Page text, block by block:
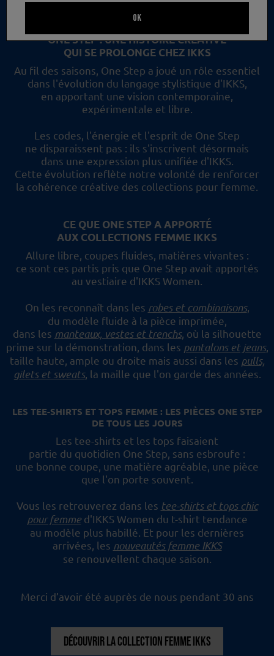
ONE STEP : UNE HISTOIRE CRÉATIVE
QUI SE PROLONGE CHEZ IKKS
Au fil des saisons, One Step a joué un rôle essentiel
dans l'évolution du langage stylistique d'IKKS,
en apportant une vision contemporaine,
expérimentale et libre.
Les codes, l'énergie et l'esprit de One Step
ne disparaissent pas : ils s'inscrivent désormais
dans une expression plus unifiée d'IKKS.
Cette évolution reflète notre volonté de renforcer
la cohérence créative des collections pour femme.
CE QUE ONE STEP A APPORTÉ
AUX COLLECTIONS FEMME IKKS
Allure libre, coupes fluides, matières vivantes :
ce sont ces partis pris que One Step avait apportés
au vestiaire d'IKKS Women.
On les reconnaît dans les robes et combinaisons,
du modèle fluide à la pièce imprimée,
dans les manteaux, vestes et trenchs, où la silhouette
prime sur la démonstration, dans les pantalons et jeans,
taille haute, ample ou droite mais aussi dans les pulls,
gilets et sweats, la maille que l'on garde des années.
LES TEE-SHIRTS ET TOPS FEMME : LES PIÈCES ONE STEP
DE TOUS LES JOURS
Les tee-shirts et les tops faisaient
partie du quotidien One Step, sans esbroufe :
une bonne coupe, une matière agréable, une pièce
que l'on porte souvent.
Vous les retrouverez dans les tee-shirts et tops chic
pour femmed'IKKS Women du t-shirt tendance
au modèle plus habillé. Et pour les dernières
arrivées, les nouveautés femme IKKS
se renouvellent chaque saison.
Merci d’avoir été auprès de nous pendant 30 ans
DÉCOUVRIR LA COLLECTION FEMME IKKS
OK